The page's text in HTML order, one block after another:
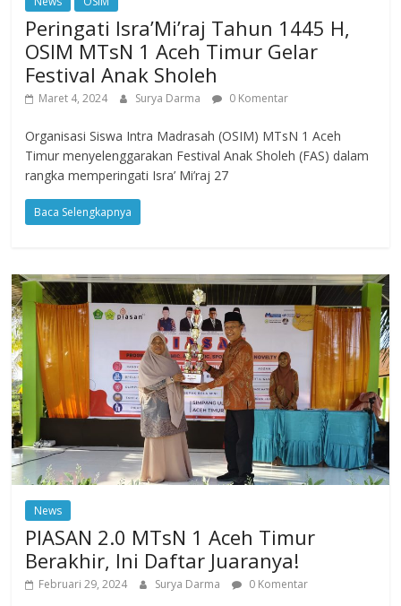
Peringati Isra’Mi’raj Tahun 1445 H,
OSIM MTsN 1 Aceh Timur Gelar
Festival Anak Sholeh
Maret 4, 2024 Surya Darma 0 Komentar
Organisasi Siswa Intra Madrasah (OSIM) MTsN 1 Aceh
Timur menyelenggarakan Festival Anak Sholeh (FAS) dalam
rangka memperingati Isra’ Mi’raj 27
Baca Selengkapnya
News
PIASAN 2.0 MTsN 1 Aceh Timur
Berakhir, Ini Daftar Juaranya!
Februari 29, 2024 Surya Darma 0 Komentar